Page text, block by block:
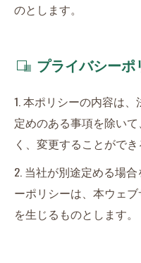
のとします。
プライバシー
1. 本ポリシーの内容は
定めのある事項を除い
く、変更することができ
2. 当社が別途定める場
ーポリシーは、本ウェ
を生じるものとします。